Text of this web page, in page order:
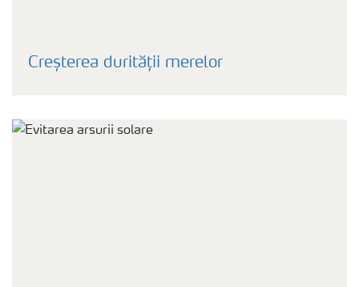
Creșterea durității merelor